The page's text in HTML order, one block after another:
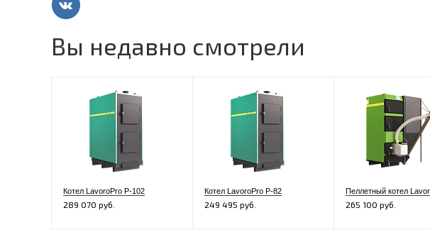
Вы недавно смотрели
Котел LavoroPro Р-102
289 070 руб.
Котел LavoroPro Р-82
249 495 руб. 265 100 руб.